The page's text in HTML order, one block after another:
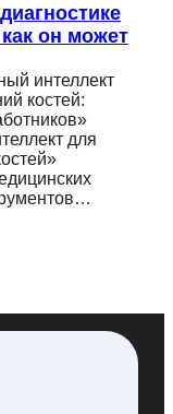
он может
интеллект
костей:
для